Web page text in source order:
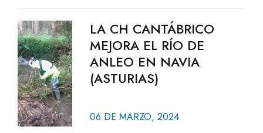
LA CH CANTÁBRICO
MEJORA EL RÍO DE
ANLEO EN NAVIA
(ASTURIAS)
06 DE MARZO, 2024